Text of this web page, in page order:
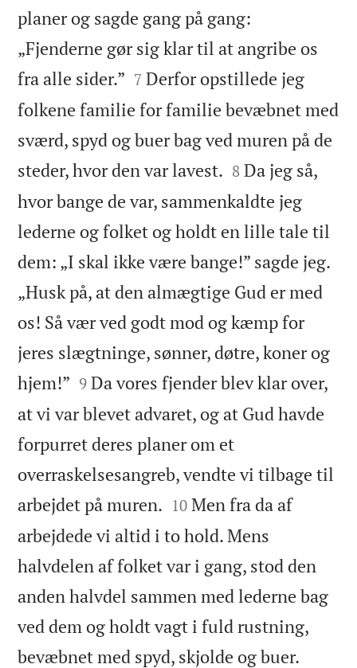
planer og sagde gang på gang:
„Fjenderne gør sig klar til at angribe os
fra alle sider.” 

7 Derfor opstillede jeg
folkene familie for familie bevæbnet med
sværd, spyd og buer bag ved muren på de
steder, hvor den var lavest. 

8 Da jeg så,
hvor bange de var, sammenkaldte jeg
lederne og folket og holdt en lille tale til
dem: „I skal ikke være bange!” sagde jeg.
„Husk på, at den almægtige Gud er med
os! Så vær ved godt mod og kæmp for
jeres slægtninge, sønner, døtre, koner og
hjem!” 

9 Da vores fjender blev klar over,
at vi var blevet advaret, og at Gud havde
forpurret deres planer om et
overraskelsesangreb, vendte vi tilbage til
arbejdet på muren. 

10 Men fra da af
arbejdede vi altid i to hold. Mens
halvdelen af folket var i gang, stod den
anden halvdel sammen med lederne bag
ved dem og holdt vagt i fuld rustning,
bevæbnet med spyd, skjolde og buer.